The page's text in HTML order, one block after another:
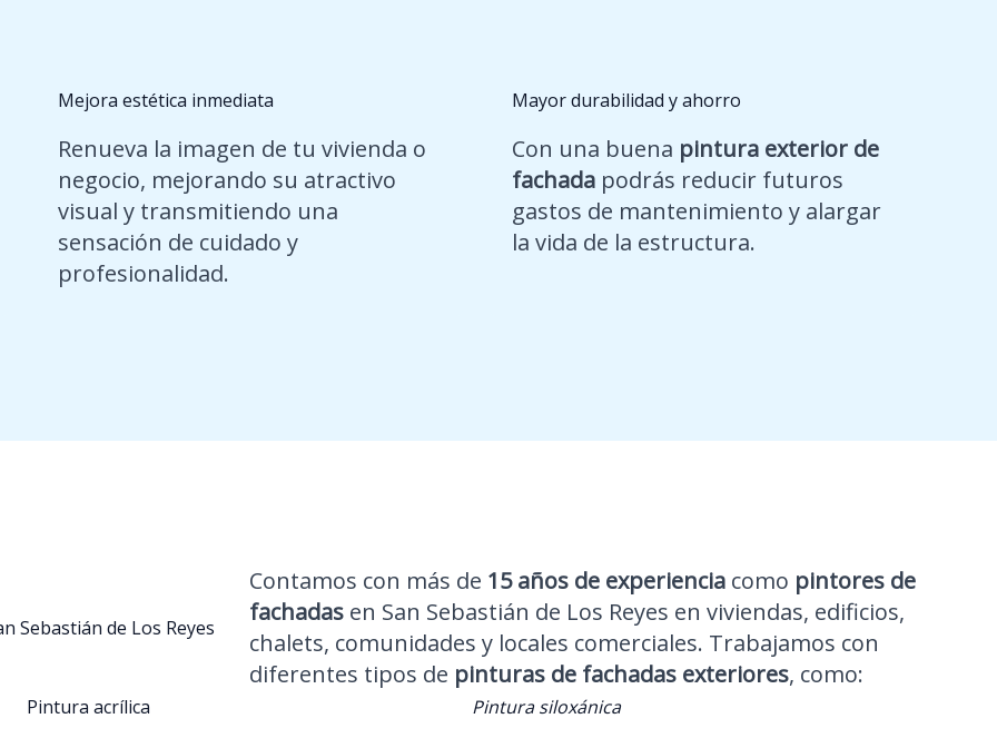
Mejora estética inmediata
Renueva la imagen de tu vivienda o
negocio, mejorando su atractivo
visual y transmitiendo una
sensación de cuidado y
profesionalidad.
Mayor durabilidad y ahorro
Con una buena pintura exterior de
fachada podrás reducir futuros
gastos de mantenimiento y alargar
la vida de la estructura.
Sebastián de Los Reyes
Contamos con más de 15 años de experiencia como pintores de
fachadas en San Sebastián de Los Reyes en viviendas, edificios,
chalets, comunidades y locales comerciales. Trabajamos con
diferentes tipos de pinturas de fachadas exteriores, como:
Pintura acrílica Pintura siloxánica